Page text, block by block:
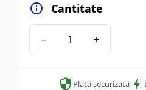
Cantitate
− +
Plată securizată